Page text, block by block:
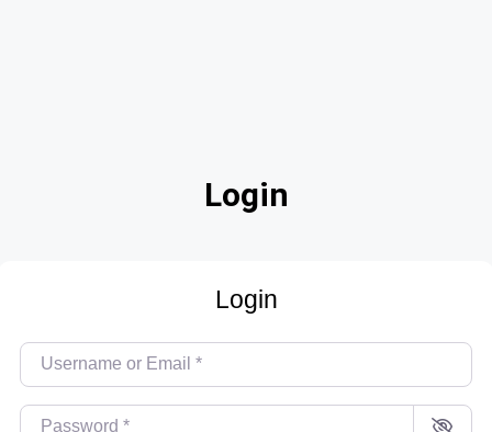
Login
Login
Username or Email
Password